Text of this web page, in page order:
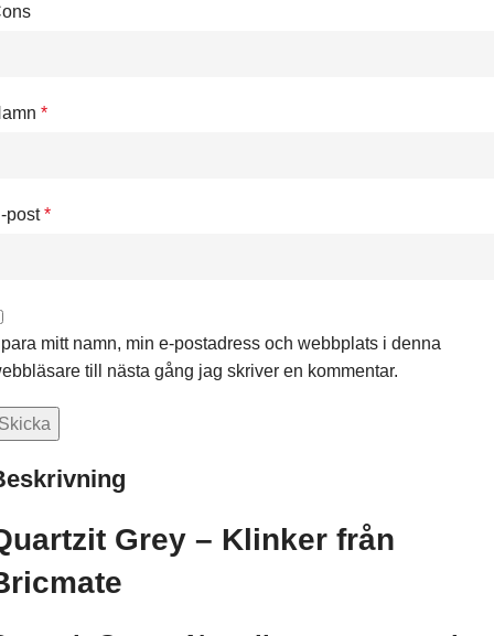
*
post*
mitt namn, min e-postadress och webbplats i denna
till nästa gång jag skriver en kommentar.
Grey – Klinker från